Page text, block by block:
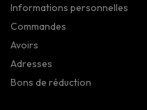
Informations personnelles
Commandes
Avoirs
Adresses
Bons de réduction